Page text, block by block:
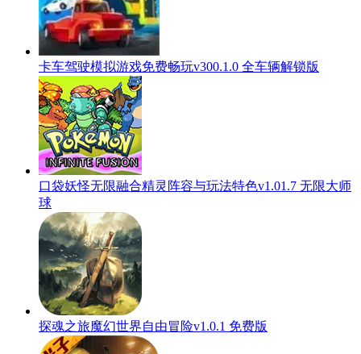
卡车驾驶模拟游戏免费畅玩v300.1.0 全车辆解锁版
口袋妖怪无限融合精灵阵容与玩法特色v1.01.7 无限大师
球
探魂之旅魔幻世界自由冒险v1.0.1 免费版